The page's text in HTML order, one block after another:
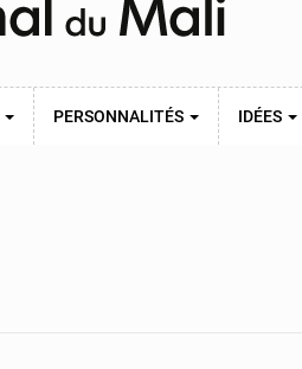
PERSONNALITÉS IDÉES